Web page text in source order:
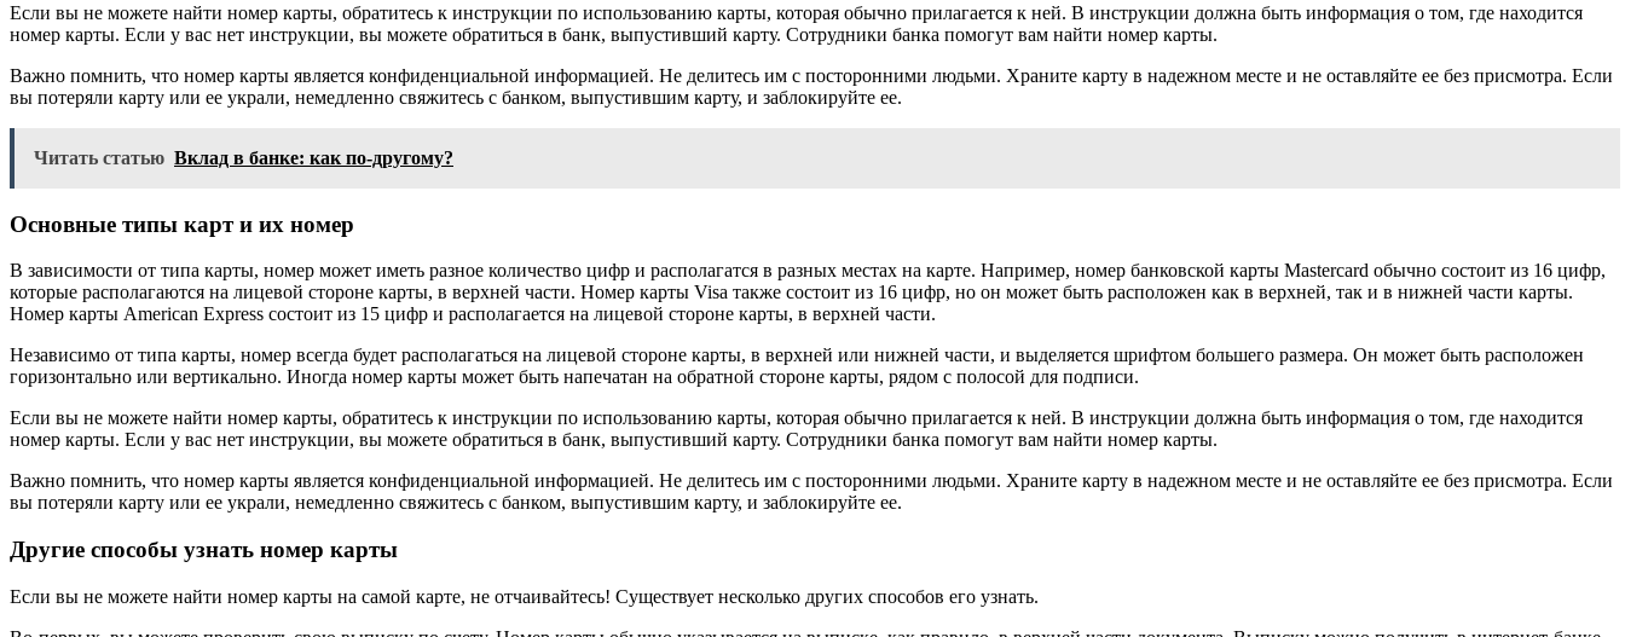
Если вы не можете найти номер карты, обратитесь к инструкции по использованию карты, которая обычно прилагается к ней. В инструкции должна быть информация о том, где находится
номер карты. Если у вас нет инструкции, вы можете обратиться в банк, выпустивший карту. Сотрудники банка помогут вам найти номер карты.
Важно помнить, что номер карты является конфиденциальной информацией. Не делитесь им с посторонними людьми. Храните карту в надежном месте и не оставляйте ее без присмотра. Если
вы потеряли карту или ее украли, немедленно свяжитесь с банком, выпустившим карту, и заблокируйте ее.
Читать статью Вклад в банке: как по-другому?
Основные типы карт и их номер
В зависимости от типа карты, номер может иметь разное количество цифр и располагатся в разных местах на карте. Например, номер банковской карты Mastercard обычно состоит из 16 цифр,
которые располагаются на лицевой стороне карты, в верхней части. Номер карты Visa также состоит из 16 цифр, но он может быть расположен как в верхней, так и в нижней части карты.
Номер карты American Express состоит из 15 цифр и располагается на лицевой стороне карты, в верхней части.
Независимо от типа карты, номер всегда будет располагаться на лицевой стороне карты, в верхней или нижней части, и выделяется шрифтом большего размера. Он может быть расположен
горизонтально или вертикально. Иногда номер карты может быть напечатан на обратной стороне карты, рядом с полосой для подписи.
Если вы не можете найти номер карты, обратитесь к инструкции по использованию карты, которая обычно прилагается к ней. В инструкции должна быть информация о том, где находится
номер карты. Если у вас нет инструкции, вы можете обратиться в банк, выпустивший карту. Сотрудники банка помогут вам найти номер карты.
Важно помнить, что номер карты является конфиденциальной информацией. Не делитесь им с посторонними людьми. Храните карту в надежном месте и не оставляйте ее без присмотра. Если
вы потеряли карту или ее украли, немедленно свяжитесь с банком, выпустившим карту, и заблокируйте ее.
Другие способы узнать номер карты
Если вы не можете найти номер карты на самой карте, не отчаивайтесь! Существует несколько других способов его узнать.